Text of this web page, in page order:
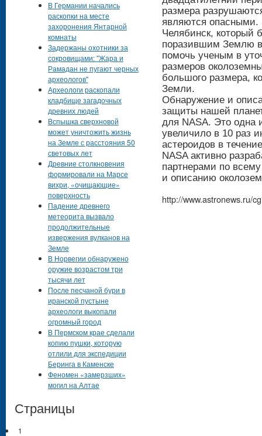
размера
являются опасными.
Челябинск,
поразившим Землю
помочь ученым в
размеров
большого размера,
Земли.
Обнаружение и
защиты нашей
для NASA. Это одна
увеличило в 10 раз
астероидов в
NASA активно
партнерами по
и описанию
http://www.astronews.ru/
В Германии начались
раскопки на месте
захоронения Янтарной
комнаты
Задержаны охотники за
сокровищами: "Жара и
Рамадан не пугают черных
археологов"
Археологи раскопали
кладбище загадочных
древних людей
Вспышка сверхновой
может уничтожить жизнь
на Земле с расстояния 50
световых лет
Древние столкновения
формировали на Марсе
вихри, «очищающие»
поверхность
Падение древнего
метеорита вызвало
продолжительные
извержения вулканов на
Земле
В Норвегии обнаружено
оружие возрастом три
тысячи лет
После песчаной бури в
иранской пустыне
археологи выкопали
огромный город
В Пермском крае сделали
копию пушки, которую
отлили для экспедиции
Беринга в Каменске
Феномен «замерзших»
могил на Алтае
Страницы
1